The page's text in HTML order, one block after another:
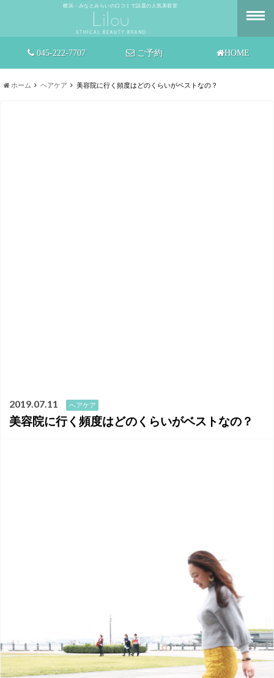
横浜・みなとみらいの口コミで話題の人気美容室
HOME
ご予約
045-222-7707
ホーム ヘアケア 美容院に行く頻度はどのくらいがベストなの？
2019.07.11 ヘアケア
美容院に行く頻度はどのくらいがベストなの？